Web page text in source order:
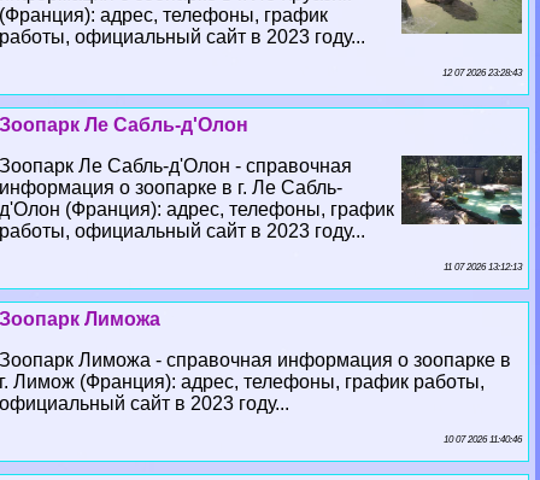
(Франция): адрес, телефоны, график
работы, официальный сайт в 2023 году...
12 07 2026 23:28:43
Зоопарк Ле Сабль-д'Олон
Зоопарк Ле Сабль-д'Олон - справочная
информация о зоопарке в г. Ле Сабль-
д'Олон (Франция): адрес, телефоны, график
работы, официальный сайт в 2023 году...
11 07 2026 13:12:13
Зоопарк Лиможа
Зоопарк Лиможа - справочная информация о зоопарке в
г. Лимож (Франция): адрес, телефоны, график работы,
официальный сайт в 2023 году...
10 07 2026 11:40:46